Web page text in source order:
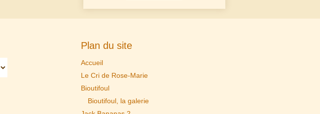
Plan du site
Accueil
Le Cri de Rose-Marie
Bioutifoul
Bioutifoul, la galerie